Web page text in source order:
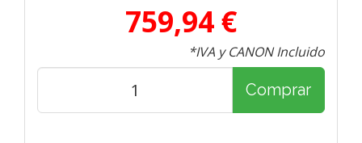
759,94 €
*IVA y CANON Incluido
Comprar